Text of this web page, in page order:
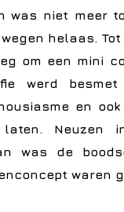
was niet meer
helaas.
om een mini
werd
en
Neuzen
was de
waren